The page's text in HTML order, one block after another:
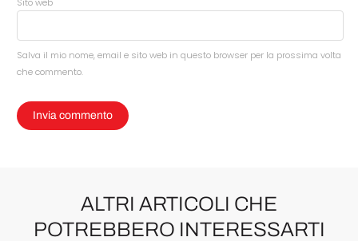
Sito web
Salva il mio nome, email e sito web in questo browser per la prossima volta
che commento.
ALTRI ARTICOLI CHE
POTREBBERO INTERESSARTI